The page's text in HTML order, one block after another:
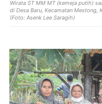
Wirata ST MM MT (kemeja putih)
di Desa Baru, Kecamatan Mestong,
(Foto: Asenk Lee Saragih)